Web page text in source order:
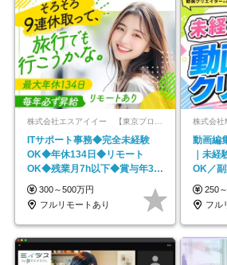
株式会社エスアイイー 【東京プロマーケット上場】
ITサポート事務◆完全未経験
OK◆年休134日◆リモート
OK◆残業月7h以下◆賞与年3回
◆5年目まで必ず昇給
300～500万円
フルリモートあり
株式会社
動画編
｜未
OK／
250
フル